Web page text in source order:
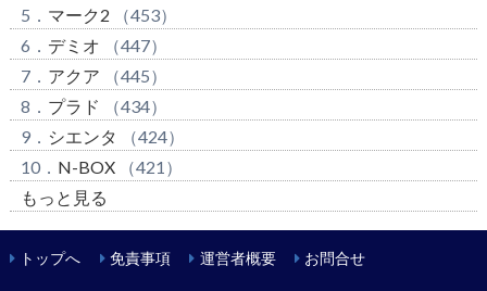
5． マーク2 （453）
6． デミオ （447）
7． アクア （445）
8． プラド
（434）
9． シエンタ
（424）
10． N-BOX（421）
もっと見る
トップへ 免責事項 運営者概要 お問合せ